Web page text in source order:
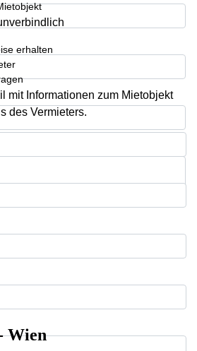
erhalten
mit Informationen zum Mietobjekt
des Vermieters.
erhalten
Wien